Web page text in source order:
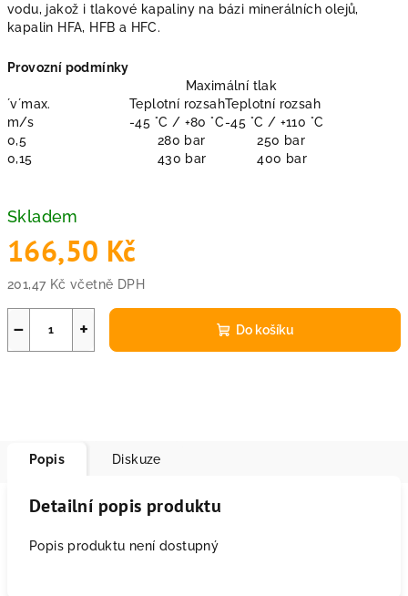
vodu, jakož i tlakové kapaliny na bázi minerálních olejů,
kapalin HFA, HFB a HFC.
Provozní podmínky
Maximální tlak
´v´max.
Teplotní rozsahTeplotní rozsah
m/s
-45 °C / +80 °C-45 °C / +110 °C
0,5
280 bar
250 bar
0,15
430 bar 400 bar
Skladem
166,50 Kč
201,47 Kč včetně DPH
+
− Do košíku
Popis Diskuze
Detailní popis produktu
Popis produktu není dostupný